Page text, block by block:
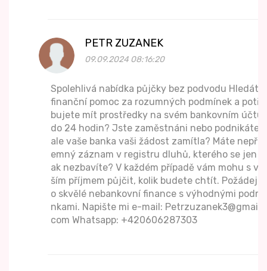
PETR ZUZANEK
09.09.2024 08:16:20
Spolehlivá nabídka půjčky bez podvodu Hledáte
finanční pomoc za rozumných podmínek a potře
bujete mít prostředky na svém bankovním účtu
do 24 hodin? Jste zaměstnáni nebo podnikáte,
ale vaše banka vaši žádost zamítla? Máte nepříj
emný záznam v registru dluhů, kterého se jen t
ak nezbavíte? V každém případě vám mohu s va
ším příjmem půjčit, kolik budete chtít. Požádejte
o skvělé nebankovní finance s výhodnými podmí
nkami. Napište mi e-mail: Petrzuzanek3@gmail.
com Whatsapp: +420606287303